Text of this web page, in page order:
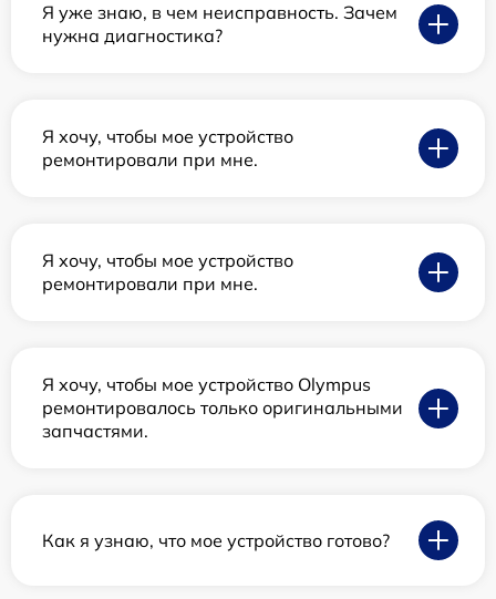
Я уже знаю, в чем неисправность. Зачем
нужна диагностика?
Я хочу, чтобы мое устройство
ремонтировали при мне.
Я хочу, чтобы мое устройство
ремонтировали при мне.
Я хочу, чтобы мое устройство Olympus
ремонтировалось только оригинальными
запчастями.
Как я узнаю, что мое устройство готово?